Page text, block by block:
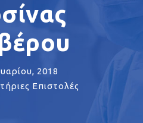
2018
Επιστολές